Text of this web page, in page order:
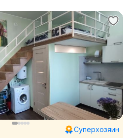
Суперхозяин